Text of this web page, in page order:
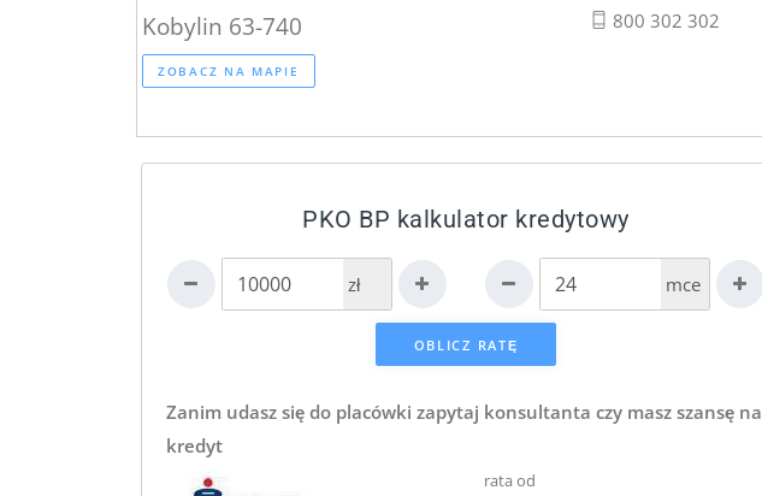
Kobylin 63-740
ZOBACZ NA MAPIE
800 302 302
PKO BP kalkulator kredytowy
zł mce
Zanim udasz się do placówki zapytaj konsultanta czy masz szansę na
kredyt
rata od